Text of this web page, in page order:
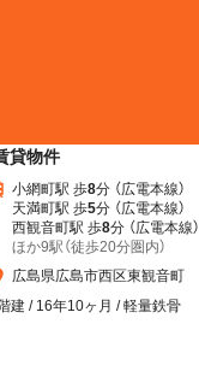
貸物件
小網町駅 歩8分 （広電本線）
天満町駅 歩5分 （広電本線）
西観音町駅 歩8分 （広電本線）
ほか9駅（徒歩20分圏内）
広島県広島市西区東観音町
建 / 16年10ヶ月 / 軽量鉄骨